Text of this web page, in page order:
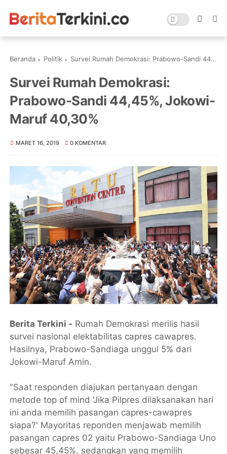
Beranda Politik Survei Rumah Demokrasi: Prabowo-Sandi 44,45%, Jokowi-Maruf 40,30%
Survei Rumah Demokrasi:
Prabowo-Sandi 44,45%, Jokowi-
Maruf 40,30%
MARET 16, 2019 0 KOMENTAR
Berita Terkini - Rumah Demokrasi merilis hasil
survei nasional elektabilitas capres cawapres.
Hasilnya, Prabowo-Sandiaga unggul 5% dari
Jokowi-Maruf Amin.
"Saat responden diajukan pertanyaan dengan
metode top of mind 'Jika Pilpres dilaksanakan hari
ini anda memilih pasangan capres-cawapres
siapa?' Mayoritas reponden menjawab memilih
pasangan capres 02 yaitu Prabowo-Sandiaga Uno
sebesar 45,45%, sedangkan yang memilih